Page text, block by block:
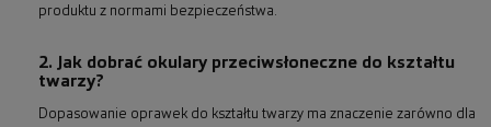
produktu z normami bezpieczeństwa.
2. Jak dobrać okulary przeciwsłoneczne do kształtu
twarzy?
Dopasowanie oprawek do kształtu twarzy ma znaczenie zarówno dla